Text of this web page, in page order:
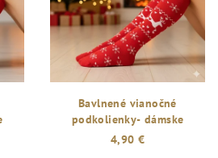
Bavlnené vianočné
podkolienky- dámske
4,90 €